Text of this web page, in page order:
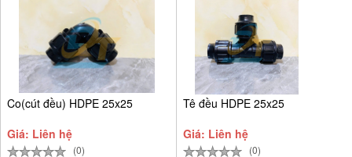
Co(cút đều) HDPE 25x25
Giá: Liên hệ
(0)
Tê đều HDPE 25x25
Giá: Liên hệ
(0)